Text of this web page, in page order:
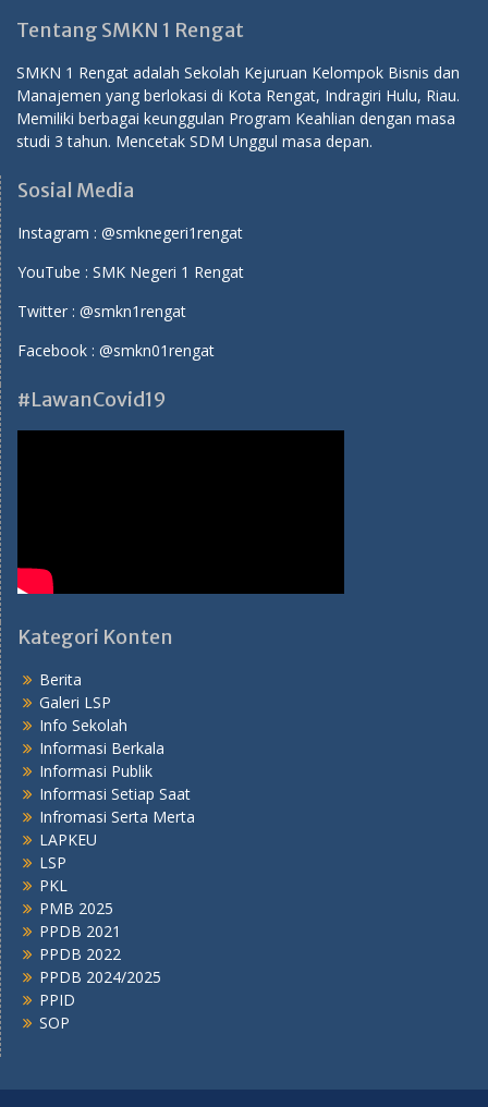
Tentang SMKN 1 Rengat
SMKN 1 Rengat adalah Sekolah Kejuruan Kelompok Bisnis dan
Manajemen yang berlokasi di Kota Rengat, Indragiri Hulu, Riau.
Memiliki berbagai keunggulan Program Keahlian dengan masa
studi 3 tahun. Mencetak SDM Unggul masa depan.
Sosial Media
Instagram : @smknegeri1rengat
YouTube : SMK Negeri 1 Rengat
Twitter : @smkn1rengat
Facebook : @smkn01rengat
#LawanCovid19
Kategori Konten
Berita
Galeri LSP
Info Sekolah
Informasi Berkala
Informasi Publik
Informasi Setiap Saat
Infromasi Serta Merta
LAPKEU
LSP
PKL
PMB 2025
PPDB 2021
PPDB 2022
PPDB 2024/2025
PPID
SOP